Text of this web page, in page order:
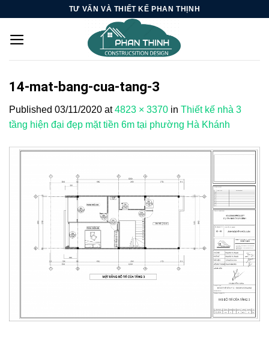
content
TƯ VẤN VÀ THIẾT KẾ PHAN THỊNH
14-mat-bang-cua-tang-3
Published 03/11/2020 at4823 × 3370 in Thiết kế nhà 3
tầng hiện đại đẹp mặt tiền 6m tại phường Hà Khánh